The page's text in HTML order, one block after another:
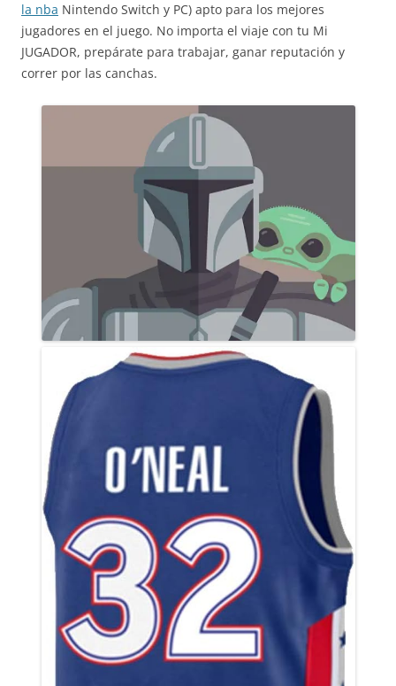
la nba Nintendo Switch y PC) apto para los mejores
jugadores en el juego. No importa el viaje con tu Mi
JUGADOR, prepárate para trabajar, ganar reputación y
correr por las canchas.